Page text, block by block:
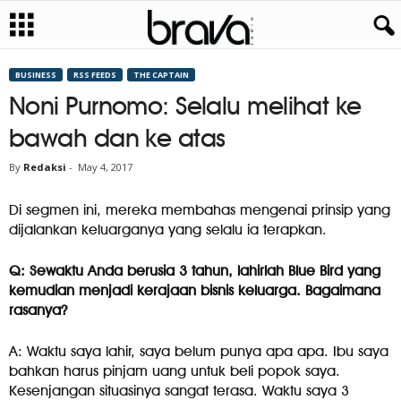
BUSINESS RSS FEEDS THE CAPTAIN
Noni Purnomo: Selalu melihat ke
bawah dan ke atas
By Redaksi - May 4, 2017
Di segmen ini, mereka membahas mengenai prinsip yang
dijalankan keluarganya yang selalu ia terapkan.
Q: Sewaktu Anda berusia 3 tahun, lahirlah Blue Bird yang
kemudian menjadi kerajaan bisnis keluarga. Bagaimana
rasanya?
A: Waktu saya lahir, saya belum punya apa apa. Ibu saya
bahkan harus pinjam uang untuk beli popok saya.
Kesenjangan situasinya sangat terasa. Waktu saya 3